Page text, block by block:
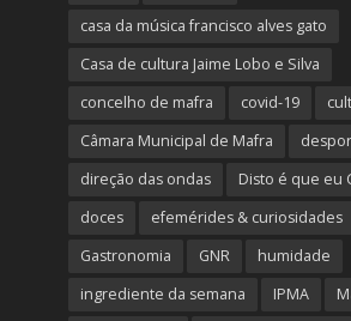
casa da música francisco alves gato
Casa de cultura Jaime Lobo e Silva
concelho de mafra
covid-19
Câmara Municipal de Mafra
direção das ondas
Disto é que eu
doces
efemérides & curiosidades
Gastronomia
GNR
humidade
ingrediente da semana
IPMA